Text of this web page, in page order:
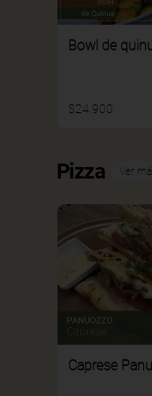
Bowl de
$24.900
Pizza Ver
Caprese